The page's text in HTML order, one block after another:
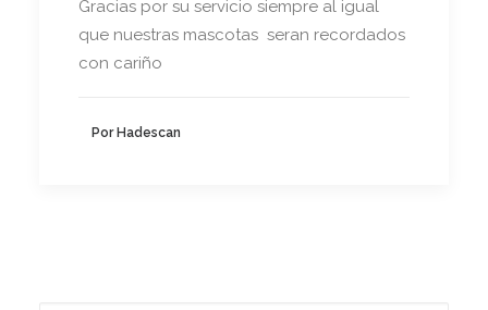
Gracias por su servicio siempre al igual
que nuestras mascotas seran recordados
con cariño
Por Hadescan